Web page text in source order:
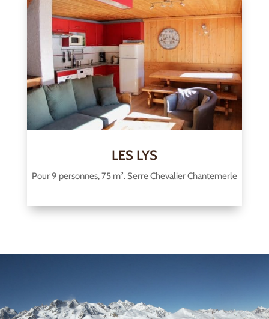
LES LYS
Pour 9 personnes, 75 m². Serre Chevalier Chantemerle